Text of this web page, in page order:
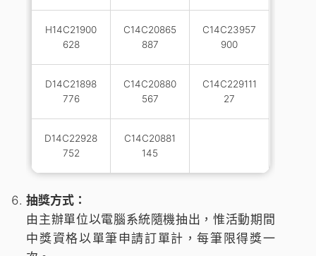
H14C21900
628
C14C20865
887
C14C23957
900
D14C21898
776
C14C20880
567
C14C229111
27
D14C22928
752
C14C20881
145
抽獎方式：
由主辦單位以電腦系統隨機抽出，惟活動期間
中獎資格以單筆申請訂單計，每筆限得獎一